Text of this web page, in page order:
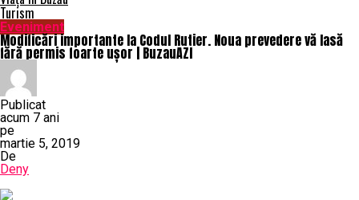
Turism
Eveniment
Modificări importante la Codul Rutier. Noua prevedere vă lasă
fără permis foarte ușor | BuzauAZI
Publicat
acum 7 ani
pe
martie 5, 2019
De
Deny